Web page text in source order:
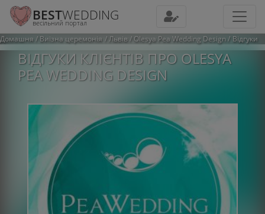
BESTWEDDING
весільний портал
Домашня Виїзна церемонія Львів Olesya Pea Wedding Design Відгуки
ВІДГУКИ КЛІЄНТІВ ПРО OLESYA
PEA WEDDING DESIGN